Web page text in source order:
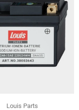
Louis Parts